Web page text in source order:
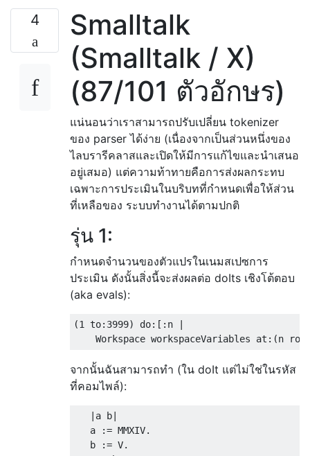
4
Smalltalk
(Smalltalk / X)
(87/101 ตัวอักษร)
แน่นอนว่าเราสามารถปรับเปลี่ยน tokenizer
ของ parser ได้ง่าย (เนื่องจากเป็นส่วนหนึ่งของ
ไลบรารีคลาสและเปิดให้มีการแก้ไขและนำเสนอ
อยู่เสมอ) แต่ความท้าทายคือการส่งผลกระทบ
เฉพาะการประเมินในบริบทที่กำหนดเพื่อให้ส่วน
ที่เหลือของ ระบบทำงานได้ตามปกติ
รุ่น 1:
กำหนดจำนวนของตัวแปรในเนมสเปซการ
ประเมิน ดังนั้นสิ่งนี้จะส่งผลต่อ doIts เชิงโต้ตอบ
(aka evals):
(1 to:3999) do:[:n |
จากนั้นฉันสามารถทำ (ใน doIt แต่ไม่ใช่ในรหัส
ที่คอมไพล์):
   |a b|
   a := MMXIV.
   b := V.